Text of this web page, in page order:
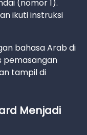
(nomor 1).
ikuti instruksi
bahasa Arab di
pemasangan
tampil di
Menjadi